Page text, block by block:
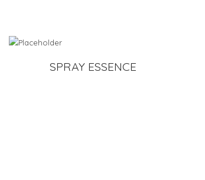
SPRAY ESSENCE